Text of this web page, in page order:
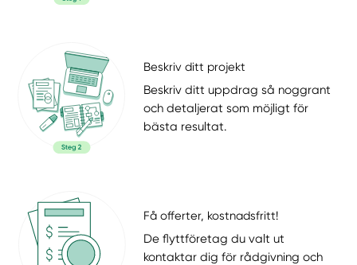
Beskriv ditt projekt
Beskriv ditt uppdrag så noggrant
och detaljerat som möjligt för
bästa resultat.
Få offerter, kostnadsfritt!
De flyttföretag du valt ut
kontaktar dig för rådgivning och